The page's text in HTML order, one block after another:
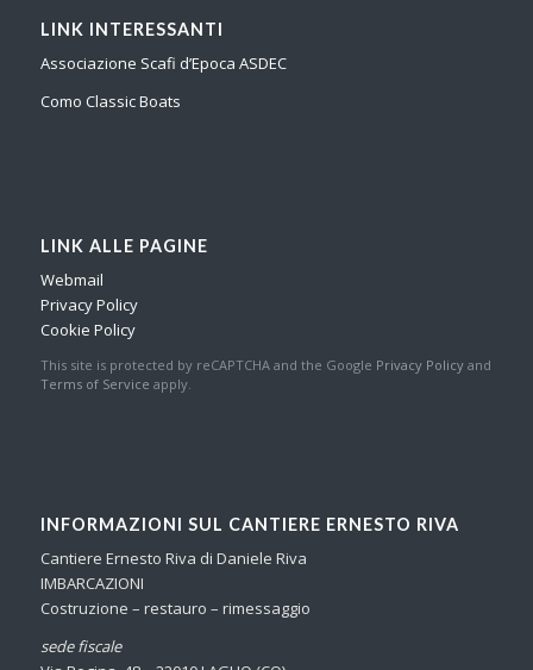
LINK INTERESSANTI
Associazione Scafi d’Epoca ASDEC
Como Classic Boats
LINK ALLE PAGINE
Webmail
Privacy Policy
Cookie Policy
This site is protected by reCAPTCHA and the Google Privacy Policyand
Terms of Service apply.
INFORMAZIONI SUL CANTIERE ERNESTO RIVA
Cantiere Ernesto Riva di Daniele Riva
IMBARCAZIONI
Costruzione – restauro – rimessaggio
sede fiscale